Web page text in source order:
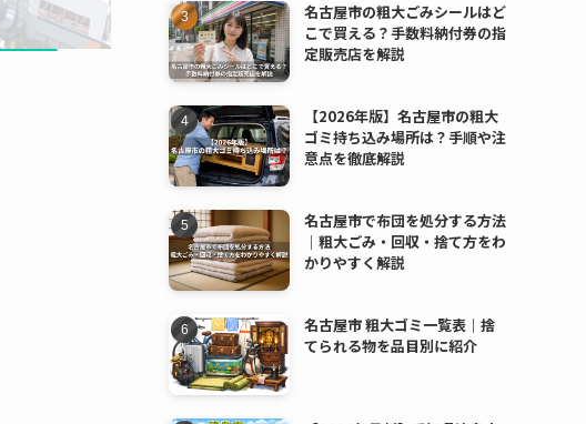
名古屋市の粗大ごみシールはど
こで買える？手数料納付券の指
定販売店を解説
【2026年版】名古屋市の粗大
ゴミ持ち込み場所は？手順や注
意点を徹底解説
名古屋市で布団を処分する方法
｜粗大ごみ・回収・捨て方をわ
かりやすく解説
名古屋市 粗大ゴミ一覧表｜捨
てられる物を品目別に紹介